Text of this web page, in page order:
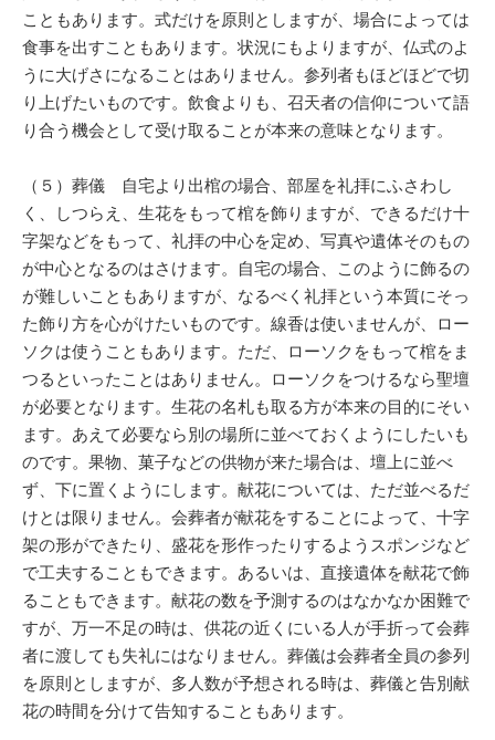
こともあります。式だけを原則としますが、場合によっては
食事を出すこともあります。状況にもよりますが、仏式のよ
うに大げさになることはありません。参列者もほどほどで切
り上げたいものです。飲食よりも、召天者の信仰について語
り合う機会として受け取ることが本来の意味となります。
（５）葬儀 自宅より出棺の場合、部屋を礼拝にふさわし
く、しつらえ、生花をもって棺を飾りますが、できるだけ十
字架などをもって、礼拝の中心を定め、写真や遺体そのもの
が中心となるのはさけます。自宅の場合、このように飾るの
が難しいこともありますが、なるべく礼拝という本質にそっ
た飾り方を心がけたいものです。線香は使いませんが、ロー
ソクは使うこともあります。ただ、ローソクをもって棺をま
つるといったことはありません。ローソクをつけるなら聖壇
が必要となります。生花の名札も取る方が本来の目的にそい
ます。あえて必要なら別の場所に並べておくようにしたいも
のです。果物、菓子などの供物が来た場合は、壇上に並べ
ず、下に置くようにします。献花については、ただ並べるだ
けとは限りません。会葬者が献花をすることによって、十字
架の形ができたり、盛花を形作ったりするようスポンジなど
で工夫することもできます。あるいは、直接遺体を献花で飾
ることもできます。献花の数を予測するのはなかなか困難で
すが、万一不足の時は、供花の近くにいる人が手折って会葬
者に渡しても失礼にはなりません。葬儀は会葬者全員の参列
を原則としますが、多人数が予想される時は、葬儀と告別献
花の時間を分けて告知することもあります。